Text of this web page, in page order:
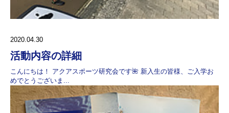
2020.04.30
活動内容の詳細
こんにちは！ アクアスポーツ研究会です🌺 新入生の皆様、ご入学お
めでとうございま...